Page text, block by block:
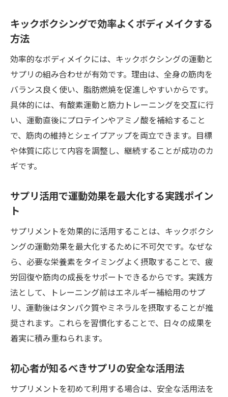
キックボクシングで効率よくボディメイクする
方法
効率的なボディメイクには、キックボクシングの運動と
サプリの組み合わせが有効です。理由は、全身の筋肉を
バランス良く使い、脂肪燃焼を促進しやすいからです。
具体的には、有酸素運動と筋力トレーニングを交互に行
い、運動直後にプロテインやアミノ酸を補給すること
で、筋肉の維持とシェイプアップを両立できます。目標
や体質に応じて内容を調整し、継続することが成功のカ
ギです。
サプリ活用で運動効果を最大化する実践ポイン
ト
サプリメントを効果的に活用することは、キックボクシ
ングの運動効果を最大化するために不可欠です。なぜな
ら、必要な栄養素をタイミングよく摂取することで、疲
労回復や筋肉の成長をサポートできるからです。実践方
法として、トレーニング前はエネルギー補給用のサプ
リ、運動後はタンパク質やミネラルを摂取することが推
奨されます。これらを習慣化することで、日々の成果を
着実に積み重ねられます。
初心者が知るべきサプリの安全な活用法
サプリメントを初めて利用する場合は、安全な活用法を